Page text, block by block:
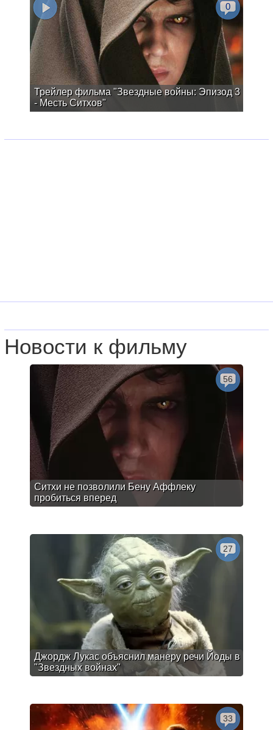
Трейлер фильма "Звездные войны: Эпизод 3
- Месть Ситхов"
0
Новости к фильму
Ситхи не позволили Бену Аффлеку
пробиться вперед
56
Джордж Лукас объяснил манеру речи Йоды в
"Звездных войнах"
27
33